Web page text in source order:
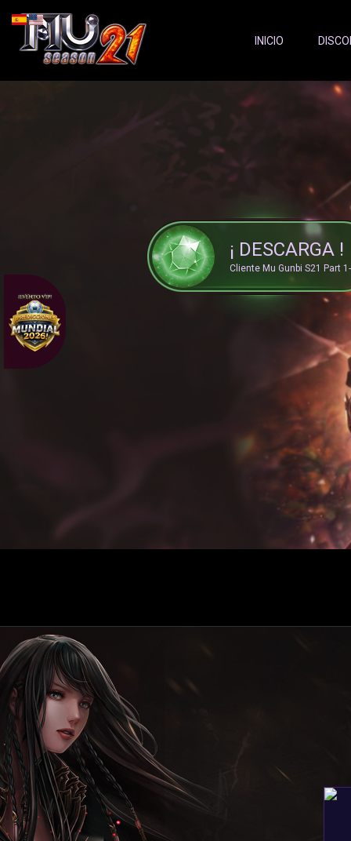
INICIO
¡ DESCARGA !
Cliente Mu Gunbi S21 Part